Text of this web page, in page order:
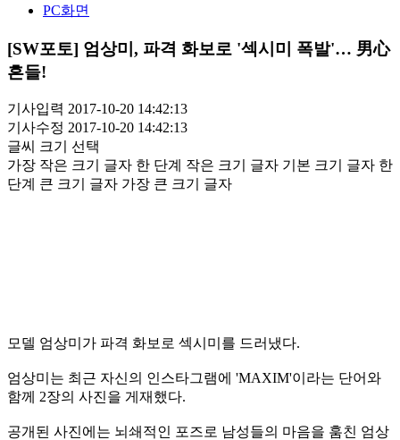
PC화면
[SW포토] 엄상미, 파격 화보로 '섹시미 폭발'… 男心
흔들!
기사입력 2017-10-20 14:42:13
기사수정 2017-10-20 14:42:13
글씨 크기 선택
가장 작은 크기 글자 한 단계 작은 크기 글자 기본 크기 글자 한
단계 큰 크기 글자 가장 큰 크기 글자
모델 엄상미가 파격 화보로 섹시미를 드러냈다.
엄상미는 최근 자신의 인스타그램에 'MAXIM'이라는 단어와
함께 2장의 사진을 게재했다.
공개된 사진에는 뇌쇄적인 포즈로 남성들의 마음을 훔친 엄상